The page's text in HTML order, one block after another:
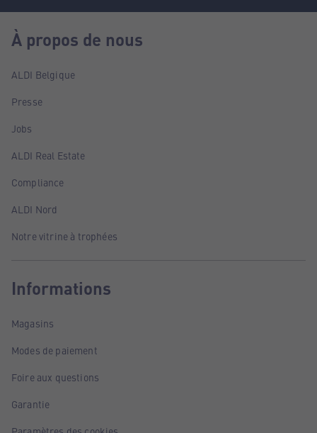
À propos de nous
ALDI Belgique
Presse
Jobs
ALDI Real Estate
Compliance
ALDI Nord
Notre vitrine à trophées
Informations
Magasins
Modes de paiement
Foire aux questions
Garantie